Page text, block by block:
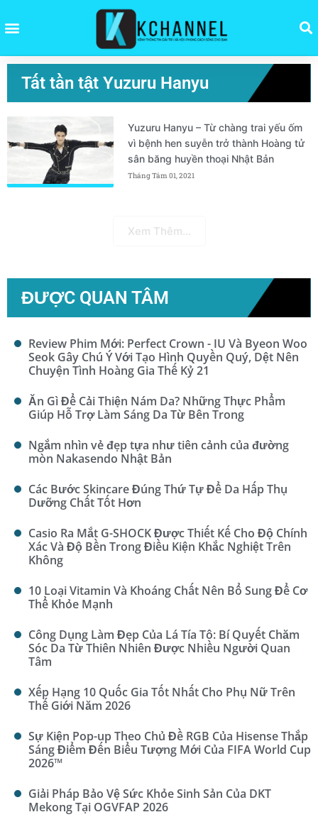
Tất tần tật Yuzuru Hanyu
Yuzuru Hanyu – Từ chàng trai yếu ốm
vì bệnh hen suyễn trở thành Hoàng tử
sân băng huyền thoại Nhật Bản
Tháng Tám 01, 2021
Xem Thêm...
ĐƯỢC QUAN TÂM
Review Phim Mới: Perfect Crown - IU Và Byeon Woo
Seok Gây Chú Ý Với Tạo Hình Quyền Quý, Dệt Nên
Chuyện Tình Hoàng Gia Thế Kỷ 21
Ăn Gì Để Cải Thiện Nám Da? Những Thực Phẩm
Giúp Hỗ Trợ Làm Sáng Da Từ Bên Trong
Ngắm nhìn vẻ đẹp tựa như tiên cảnh của đường
mòn Nakasendo Nhật Bản
Các Bước Skincare Đúng Thứ Tự Để Da Hấp Thụ
Dưỡng Chất Tốt Hơn
Casio Ra Mắt G-SHOCK Được Thiết Kế Cho Độ Chính
Xác Và Độ Bền Trong Điều Kiện Khắc Nghiệt Trên
Không
10 Loại Vitamin Và Khoáng Chất Nên Bổ Sung Để Cơ
Thể Khỏe Mạnh
Công Dụng Làm Đẹp Của Lá Tía Tô: Bí Quyết Chăm
Sóc Da Từ Thiên Nhiên Được Nhiều Người Quan
Tâm
Xếp Hạng 10 Quốc Gia Tốt Nhất Cho Phụ Nữ Trên
Thế Giới Năm 2026
Sự Kiện Pop-up Theo Chủ Đề RGB Của Hisense Thắp
Sáng Điểm Đến Biểu Tượng Mới Của FIFA World Cup
2026™
Giải Pháp Bảo Vệ Sức Khỏe Sinh Sản Của DKT
Mekong Tại OGVFAP 2026